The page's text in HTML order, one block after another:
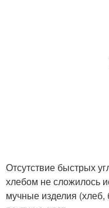
Отсутствие быстрых
хлебом не сложилось
мучные изделия